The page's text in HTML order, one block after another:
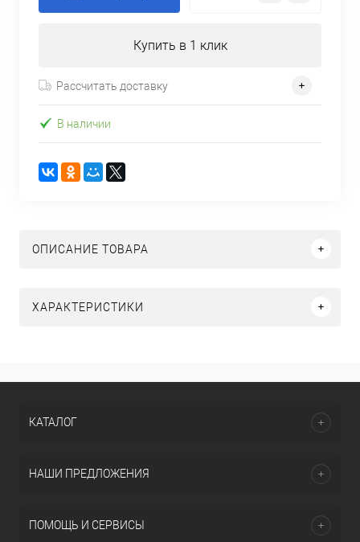
Купить в 1 клик
Рассчитать доставку
В наличии
ОПИСАНИЕ ТОВАРА
ХАРАКТЕРИСТИКИ
КАТАЛОГ
НАШИ ПРЕДЛОЖЕНИЯ
ПОМОЩЬ И СЕРВИСЫ